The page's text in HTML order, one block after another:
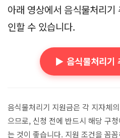
아래 영상에서 음식물처리
인할 수 있습니다.
▶️ 음식물처리기
음식물처리기 지원금은 각 지자체
으므로, 신청 전에 반드시 해당 구
는 것이 좋습니다. 지원 조건을 꼼